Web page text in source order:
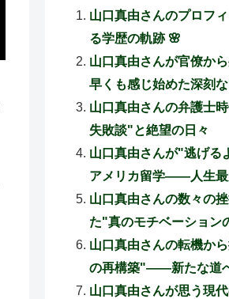
山口真由さんのプロフ
る学歴の軌跡 🌸
山口真由さんが官僚か
早くも感じ始めた深刻
山口真由さんの弁護士
失敗談"と絶望の日々
山口真由さんが"逃げる
アメリカ留学――人生最
山口真由さんの数々の
た"真のモチベーション
山口真由さんの転機か
の再構築"――新たな道
山口真由さんが思う現